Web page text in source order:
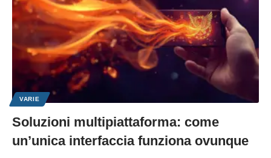
VARIE
Soluzioni multipiattaforma: come
un’unica interfaccia funziona ovunque